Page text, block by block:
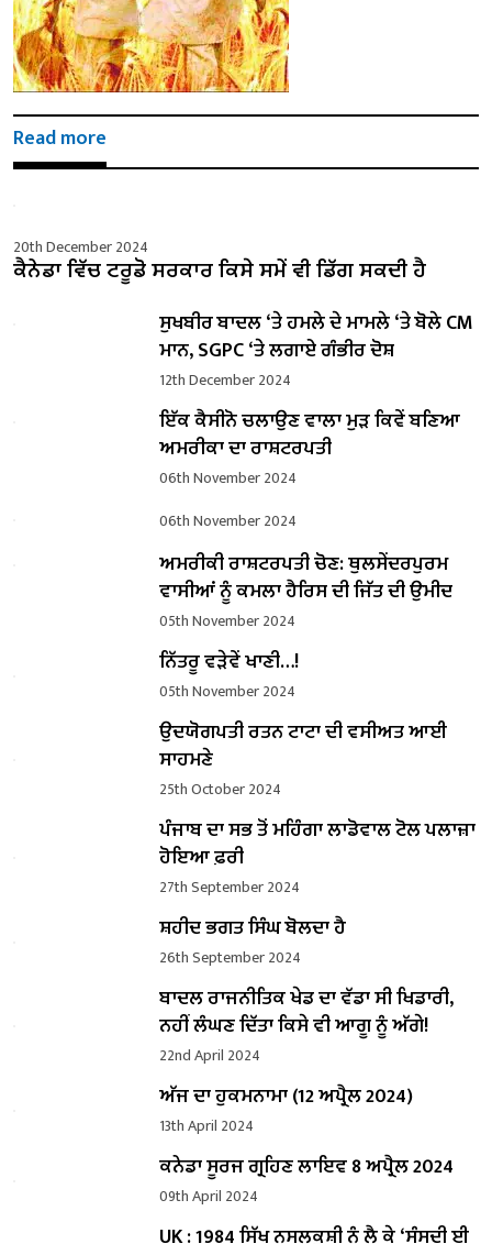
Read more
20th December 2024
ਕੈਨੇਡਾ ਵਿੱਚ ਟਰੂਡੋ ਸਰਕਾਰ ਕਿਸੇ ਸਮੇਂ ਵੀ ਡਿੱਗ ਸਕਦੀ ਹੈ
ਸੁਖਬੀਰ ਬਾਦਲ ‘ਤੇ ਹਮਲੇ ਦੇ ਮਾਮਲੇ ‘ਤੇ ਬੋਲੇ ​​CM
ਮਾਨ, SGPC ‘ਤੇ ਲਗਾਏ ਗੰਭੀਰ ਦੋਸ਼
12th December 2024
ਇੱਕ ਕੈਸੀਨੋ ਚਲਾਉਣ ਵਾਲਾ ਮੁੜ ਕਿਵੇਂ ਬਣਿਆ
ਅਮਰੀਕਾ ਦਾ ਰਾਸ਼ਟਰਪਤੀ
06th November 2024
06th November 2024
ਅਮਰੀਕੀ ਰਾਸ਼ਟਰਪਤੀ ਚੋਣ: ਥੁਲਸੇਂਦਰਪੁਰਮ
ਵਾਸੀਆਂ ਨੂੰ ਕਮਲਾ ਹੈਰਿਸ ਦੀ ਜਿੱਤ ਦੀ ਉਮੀਦ
05th November 2024
ਨਿੱਤਰੂ ਵੜੇਵੇਂ ਖਾਣੀ…!
05th November 2024
ਉਦਯੋਗਪਤੀ ਰਤਨ ਟਾਟਾ ਦੀ ਵਸੀਅਤ ਆਈ
ਸਾਹਮਣੇ
25th October 2024
ਪੰਜਾਬ ਦਾ ਸਭ ਤੋਂ ਮਹਿੰਗਾ ਲਾਡੋਵਾਲ ਟੋਲ ਪਲਾਜ਼ਾ
ਹੋਇਆ ਫ਼ਰੀ
27th September 2024
ਸ਼ਹੀਦ ਭਗਤ ਸਿੰਘ ਬੋਲਦਾ ਹੈ
26th September 2024
ਬਾਦਲ ਰਾਜਨੀਤਿਕ ਖੇਡ ਦਾ ਵੱਡਾ ਸੀ ਖਿਡਾਰੀ,
ਨਹੀਂ ਲੰਘਣ ਦਿੱਤਾ ਕਿਸੇ ਵੀ ਆਗੂ ਨੂੰ ਅੱਗੇ!
22nd April 2024
ਅੱਜ ਦਾ ਹੁਕਮਨਾਮਾ (12 ਅਪ੍ਰੈਲ 2024)
13th April 2024
ਕਨੇਡਾ ਸੂਰਜ ਗ੍ਰਹਿਣ ਲਾਇਵ 8 ਅਪ੍ਰੈਲ 2024
09th April 2024